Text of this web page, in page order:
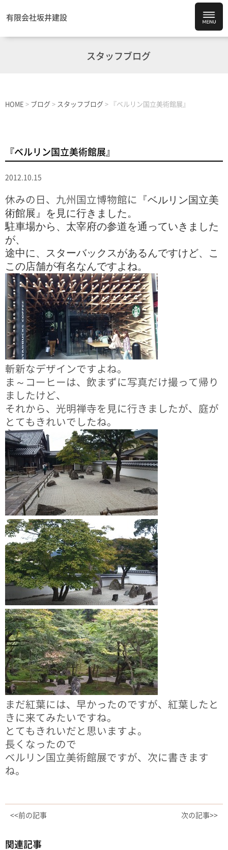
有限会社坂井建設
スタッフブログ
HOME > ブログ > スタッフブログ > 『ベルリン国立美術館展』
『ベルリン国立美術館展』
2012.10.15
休みの日、九州国立博物館に
『ベルリン国立美
術館展』を見に行きました。
駐車場から、太宰府の参道を通っていきました
が、
途中に、スターバックスがあるんですけど、こ
この店舗が有名なんですよね。
斬新なデザインですよね。
ま～コーヒーは、飲まずに写真だけ撮って帰り
ましたけど、
それから、光明禅寺を見に行きましたが、庭が
とてもきれいでしたね。
まだ紅葉には、早かったのですが、紅葉したと
きに来てみたいですね。
とてもきれいだと思いますよ。
長くなったので
ベルリン国立美術館展ですが、次に書きます
ね。
<<前の記事 次の記事>>
関連記事